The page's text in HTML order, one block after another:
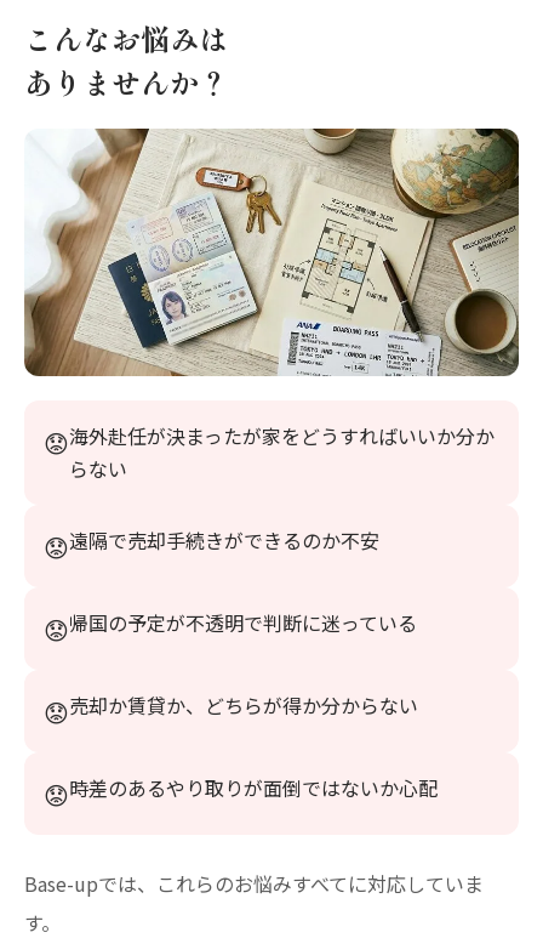
こんなお悩みは
ありませんか？
海外赴任が決まったが家をどうすればいいか分か
らない
遠隔で売却手続きができるのか不安
帰国の予定が不透明で判断に迷っている
売却か賃貸か、どちらが得か分からない
時差のあるやり取りが面倒ではないか心配
Base-upでは、これらのお悩みすべてに対応していま
す。